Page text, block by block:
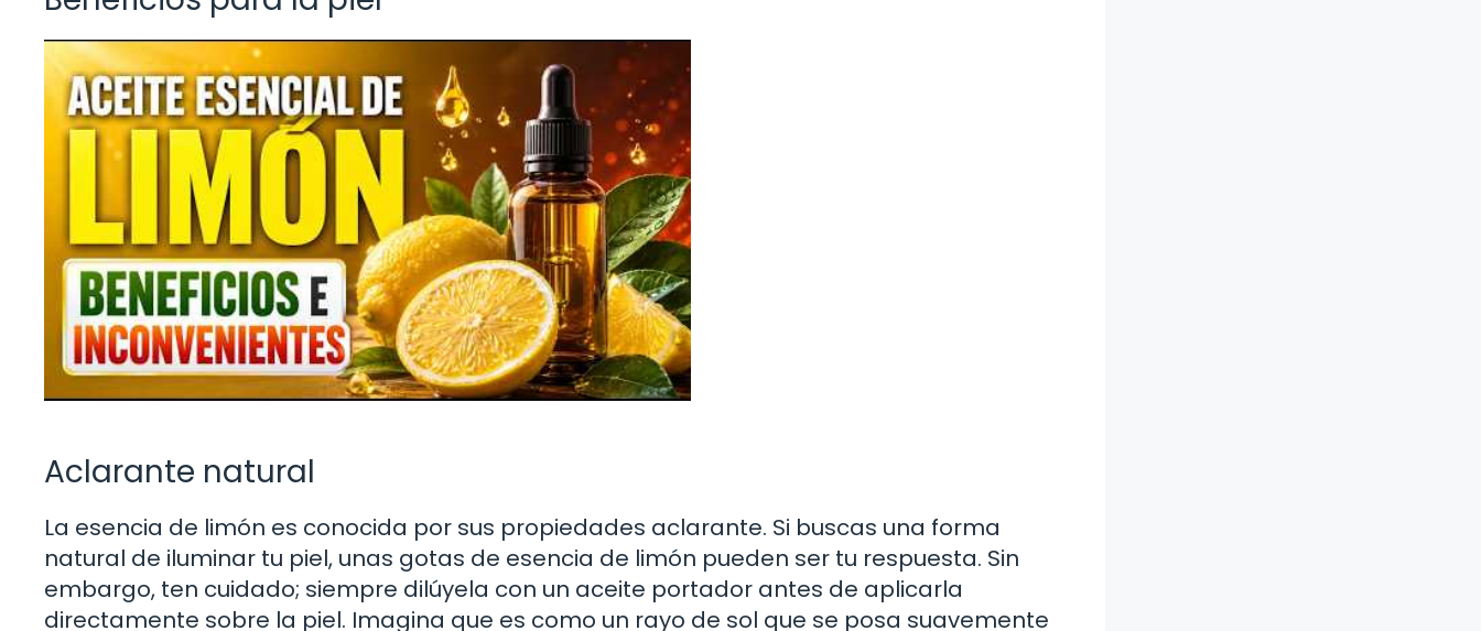
Aclarante natural
La esencia de limón es conocida por sus propiedades aclarante. Si buscas una forma
natural de iluminar tu piel, unas gotas de esencia de limón pueden ser tu respuesta. Sin
embargo, ten cuidado; siempre dilúyela con un aceite portador antes de aplicarla
directamente sobre la piel. Imagina que es como un rayo de sol que se posa suavemente